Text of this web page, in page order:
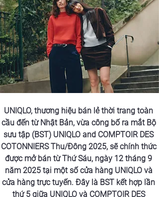
UNIQLO, thương hiệu bán lẻ thời trang toàn
cầu đến từ Nhật Bản, vừa công bố ra mắt Bộ
sưu tập (BST) UNIQLO and COMPTOIR DES
COTONNIERS Thu/Đông 2025, sẽ chính thức
được mở bán từ Thứ Sáu, ngày 12 tháng 9
năm 2025 tại một số cửa hàng UNIQLO và
cửa hàng trực tuyến. Đây là BST kết hợp lần
thứ 5 giữa UNIQLO và COMPTOIR DES